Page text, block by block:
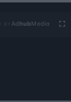
Ad hubMedia